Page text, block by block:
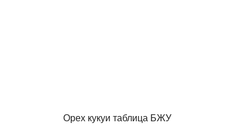
Орех кукуи таблица БЖУ